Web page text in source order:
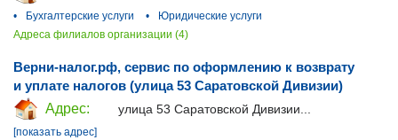
•
Бухгалтерские услуги •
Юридические услуги
Адреса филиалов организации (4)
Верни-налог.рф, сервис по оформлению к возврату
и уплате налогов (улица 53 Саратовской Дивизии)
Адрес:
улица 53 Саратовской Дивизии...
[показать адрес]